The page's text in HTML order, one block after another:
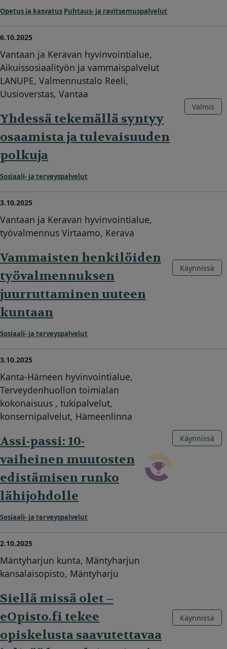
Opetus ja kasvatus Puhtaus- ja ravitsemuspalvelut
6.10.2025
Vantaan ja Keravan hyvinvointialue,
Aikuissosiaalityön ja vammaispalvelut
LANUPE, Valmennustalo Reeli,
Uusioverstas, Vantaa
Yhdessä tekemällä syntyy
osaamista ja tulevaisuuden
polkuja
Sosiaali- ja terveyspalvelut
Valmis
3.10.2025
Vantaan ja Keravan hyvinvointialue,
työvalmennus Virtaamo, Kerava
Vammaisten henkilöiden
työvalmennuksen
juurruttaminen uuteen
kuntaan
Sosiaali- ja terveyspalvelut
Käynnissä
3.10.2025
Kanta-Hämeen hyvinvointialue,
Terveydenhuollon toimialan
kokonaisuus , tukipalvelut,
konsernipalvelut, Hämeenlinna
Assi-passi: 10-
vaiheinen muutosten
edistämisen runko
lähijohdolle
Sosiaali- ja terveyspalvelut
Käynnissä
2.10.2025
Mäntyharjun kunta, Mäntyharjun
kansalaisopisto, Mäntyharju
Siellä missä olet –
eOpisto.fi tekee
opiskelusta saavutettavaa
Käynnissä